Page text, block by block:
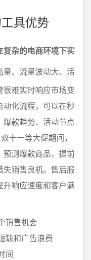
具优势
复杂的电商环境下实
量、流量波动大、活
难实时响应市场变
化流程，可以在秒
款趋势、活动节点
十一等大促期间，
预测爆款商品，提前
销售良机。售后服
升响应速度和客户满
销售机会
缺和广告浪费
间